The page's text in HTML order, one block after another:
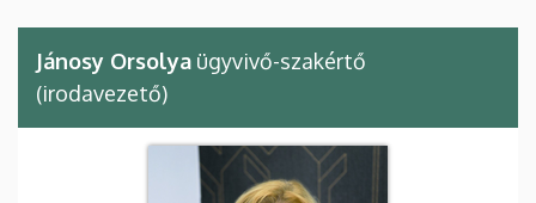
Jánosy Orsolya ügyvivő-szakértő
(irodavezető)